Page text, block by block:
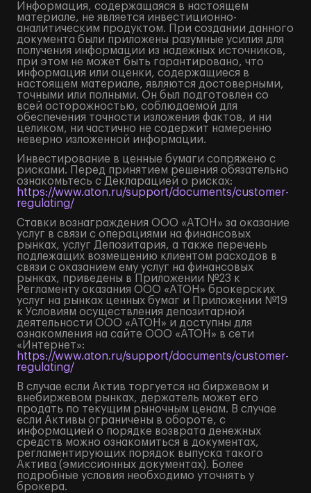
Информация, содержащаяся в настоящем
материале, не является инвестиционно-
аналитическим продуктом. При создании данного
документа были приложены разумные усилия для
получения информации из надежных источников,
при этом не может быть гарантировано, что
информация или оценки, содержащиеся в
настоящем материале, являются достоверными,
точными или полными. Он был подготовлен со
всей осторожностью, соблюдаемой для
обеспечения точности изложения фактов, и ни
целиком, ни частично не содержит намеренно
неверно изложенной информации.
Инвестирование в ценные бумаги сопряжено с
рисками. Перед принятием решения обязательно
ознакомьтесь с Декларацией о рисках:
https://www.aton.ru/support/documents/customer-
regulating/
Ставки вознаграждения ООО «АТОН» за оказание
услуг в связи с операциями на финансовых
рынках, услуг Депозитария, а также перечень
подлежащих возмещению клиентом расходов в
связи с оказанием ему услуг на финансовых
рынках, приведены в Приложении №23 к
Регламенту оказания ООО «АТОН» брокерских
услуг на рынках ценных бумаг и Приложении №19
к Условиям осуществления депозитарной
деятельности ООО «АТОН» и доступны для
ознакомления на сайте ООО «АТОН» в сети
«Интернет»:
https://www.aton.ru/support/documents/customer-
regulating/
В случае если Актив торгуется на биржевом и
внебиржевом рынках, держатель может его
продать по текущим рыночным ценам. В случае
если Активы ограничены в обороте, с
информацией о порядке возврата денежных
средств можно ознакомиться в документах,
регламентирующих порядок выпуска такого
Актива (эмиссионных документах). Более
подробные условия необходимо уточнять у
брокера.